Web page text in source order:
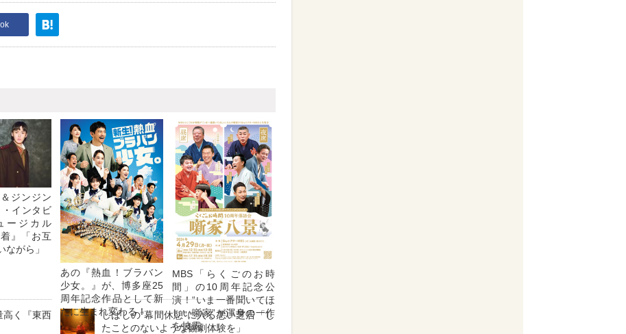
ジンジン
・インタビ
ージカル
』「お互
ながら」
あの『熱血！ブラバン
少女。』が、博多座25
周年記念作品として新
たに生まれ変わる！
MBS「らくごのお時
間」の10周年記念公
演！“いま一番聞いてほ
しい噺家”が渾身の一作
を披露
高く『東西
しばしの“幕間休憩”に入る悪い芝居「し
たことのないような観劇体験を」